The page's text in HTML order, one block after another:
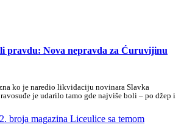
pravdu: Nova nepravda za Ćuruvijinu
ko je naredio likvidaciju novinara Slavka
je udarilo tamo gde najviše boli – po džep i